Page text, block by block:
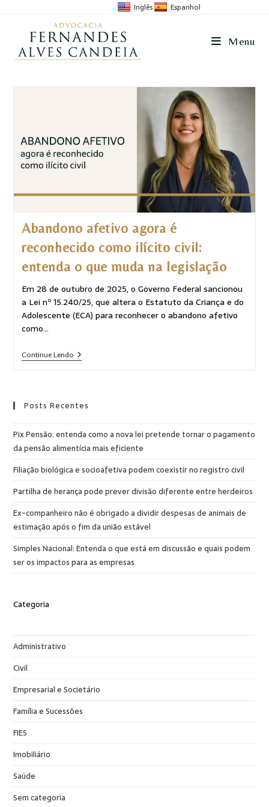
Inglês Espanhol
Menu
Abandono afetivo agora é
reconhecido como ilícito civil:
entenda o que muda na legislação
Em 28 de outubro de 2025, o Governo Federal sancionou
a Lei nº 15.240/25, que altera o Estatuto da Criança e do
Adolescente (ECA) para reconhecer o abandono afetivo
como…
Continue Lendo
Posts Recentes
Pix Pensão: entenda como a nova lei pretende tornar o pagamento
da pensão alimentícia mais eficiente
Filiação biológica e socioafetiva podem coexistir no registro civil
Partilha de herança pode prever divisão diferente entre herdeiros
Ex-companheiro não é obrigado a dividir despesas de animais de
estimação após o fim da união estável
Simples Nacional: Entenda o que está em discussão e quais podem
ser os impactos para as empresas
Categoria
Administrativo
Civil
Empresarial e Societário
Família e Sucessões
FIES
Imobiliário
Saúde
Sem categoria